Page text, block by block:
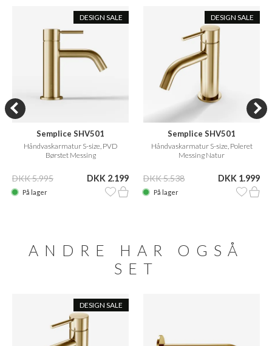
DESIGN SALE
Semplice SHV501
Håndvaskarmatur S-size, PVD
Børstet Messing
DKK 5.995 DKK 2.199
På lager
DESIGN SALE
Semplice SHV501
Håndvaskarmatur S-size, Poleret
Messing Natur
DKK 5.538 DKK 1.999
På lager
ANDRE HAR OGSÅ
SET
DESIGN SALE